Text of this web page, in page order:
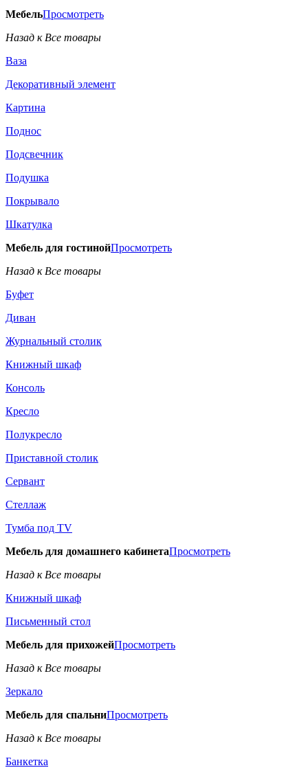
МебельПросмотреть
Назад к Все товары
Ваза
Декоративный элемент
Картина
Поднос
Подсвечник
Подушка
Покрывало
Шкатулка
Мебель для гостинойПросмотреть
Назад к Все товары
Буфет
Диван
Журнальный столик
Книжный шкаф
Консоль
Кресло
Полукресло
Приставной столик
Сервант
Стеллаж
Тумба под TV
Мебель для домашнего кабинетаПросмотреть
Назад к Все товары
Книжный шкаф
Письменный стол
Мебель для прихожейПросмотреть
Назад к Все товары
Зеркало
Мебель для спальниПросмотреть
Назад к Все товары
Банкетка